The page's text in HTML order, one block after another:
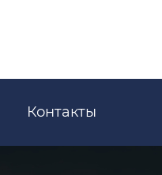
Контакты